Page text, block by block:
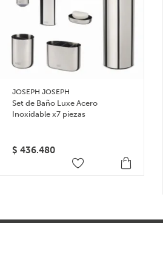
JOSEPH JOSEPH
Set de Baño Luxe Acero
Inoxidable x7 piezas
$ 436.480